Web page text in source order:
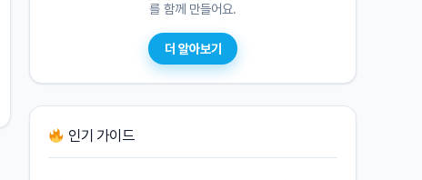
를 함께 만들어요.
더 알아보기
인기 가이드